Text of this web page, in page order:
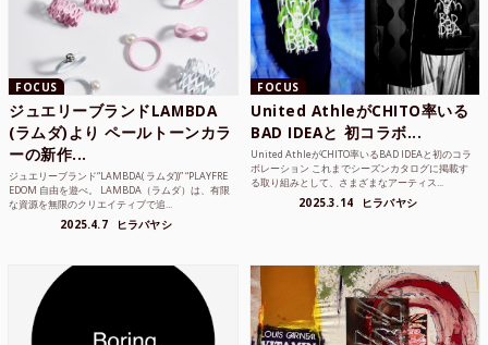
FOCUS
ジュエリーブランドLAMBDA
(ラムダ)より ペールトーンカラ
ーの新作...
ジュエリーブランド“LAMBDA( ラムダ))” “PLAYFRE
EDOM 自由を遊べ。 LAMBDA（ラムダ）は、有限
な資源を無限のクリエイティブで追...
2025.4.7 ヒラバヤシ
FOCUS
United AthleがCHITO率いる
BAD IDEAと 初コラボ...
United AthleがCHITO率いるBAD IDEAと初のコラ
ボレーション これまでシーズンカタログに掲載す
る取り組みとして、さまざまなアーティス...
2025.3.14 ヒラバヤシ